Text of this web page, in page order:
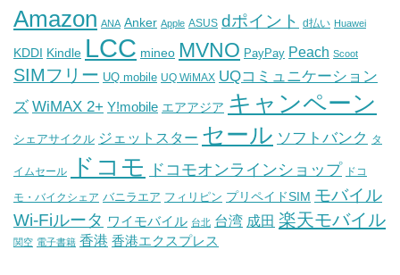
Amazon ANA Anker Apple ASUS dポイント d払い Huawei
KDDI Kindle LCC mineo MVNO PayPay Peach Scoot
SIMフリー UQ mobile UQ WiMAX UQコミュニケーション
ズ WiMAX 2+ Y!mobile エアアジア キャンペーン
シェアサイクル ジェットスター セール ソフトバンク タ
イムセール ドコモ ドコモオンラインショップ ドコ
モ・バイクシェア バニラエア フィリピン プリペイドSIM モバイル
Wi-Fiルータ ワイモバイル 台北 台湾 成田 楽天モバイル
関空 電子書籍 香港 香港エクスプレス